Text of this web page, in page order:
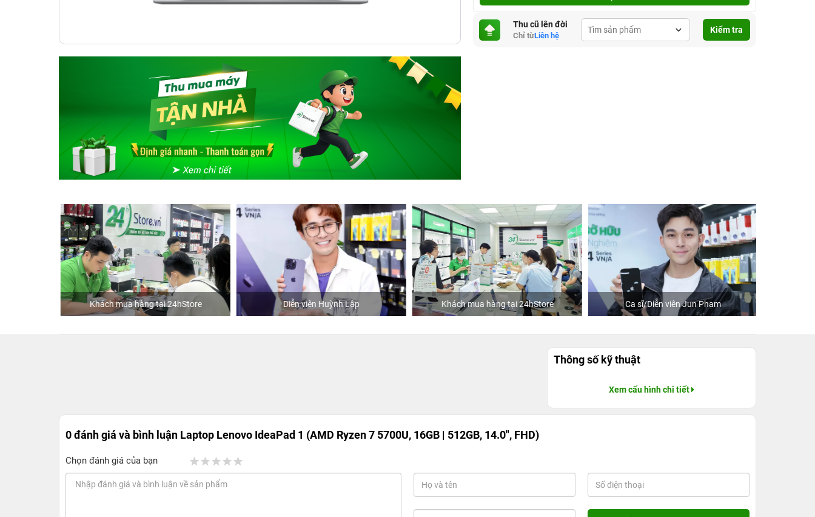
Thu cũ lên đời
Chỉ từLiên hệ
Kiểm tra
Khách mua hàng tại 24hStore Diễn viên Huỳnh Lập Khách mua hàng tại 24hStore Ca sĩ/Diễn viên Jun Phạm
Thông số kỹ thuật
Xem cấu hình chi tiết
0 đánh giá và bình luận Laptop Lenovo IdeaPad 1 (AMD Ryzen 7 5700U, 16GB | 512GB, 14.0", FHD)
Chọn đánh giá của bạn